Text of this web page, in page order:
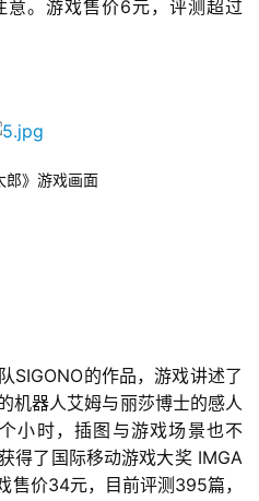
意。游戏售价6元，评测超过
郎》游戏画面
SIGONO的作品，游戏讲述了
机器人艾姆与丽莎博士的感人
个小时，插图与游戏场景也不
得了国际移动游戏大奖 IMGA
售价34元，目前评测 395篇，